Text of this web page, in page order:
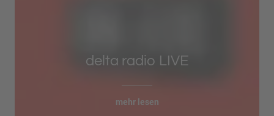
delta radio LIVE
mehr lesen